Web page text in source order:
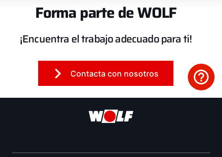
Forma parte de WOLF
¡Encuentra el trabajo adecuado para ti!
Contacta con nosotros